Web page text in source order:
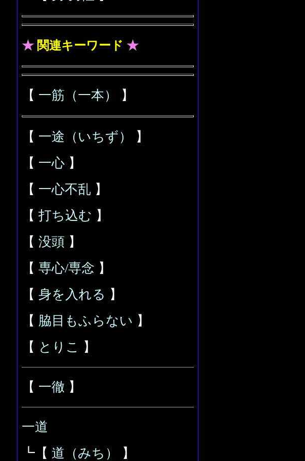
★ 関連キーワード ★
【 一筋（一本） 】
【 一途（いちず）
】
【 一心 】
【 一心不乱 】
【 打ち込む 】
【 没頭 】
【 専心/専念 】
【 身を入れる 】
【 脇目もふらない 】
【 とりこ 】
【 一徹 】
一道
┗【 道（みち） 】